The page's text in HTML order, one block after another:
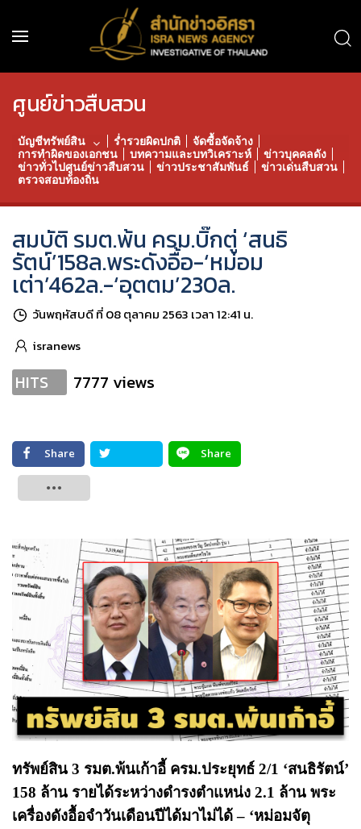
ศูนย์ข่าวสืบสวน
บัญชีทรัพย์สิน ร่ำรวยผิดปกติ
จัดซื้อจัดจ้าง
การทำผิดของเอกชน
บทความและบทวิเคราะห์
ข่าวบุคคลดัง
ข่าวทั่วไปศูนย์ข่าวสืบสวน
ข่าวประชาสัมพันธ์
ข่าวเด่นสืบสวน
ตรวจสอบท้องถิ่น
สมบัติ รมต.พ้น ครม.บิ๊กตู่ ‘สนธิ
รัตน์’158ล.พระดังอื้อ-‘หม่อม
เต่า’462ล.-‘อุตตม’230ล.
วันพฤหัสบดี ที่ 08 ตุลาคม 2563 เวลา 12:41 น.
isranews
HITS 7777 views
Share
Share
ทรัพย์สิน 3 รมต.พ้นเก้าอี้ ครม.ประยุทธ์ 2/1 ‘สนธิรัตน์’
158 ล้าน รายได้ระหว่างดำรงตำแหน่ง 2.1 ล้าน พระ
เครื่องดังอื้อจำวันเดือนปีได้มาไม่ได้ – ‘หม่อมจัตุ